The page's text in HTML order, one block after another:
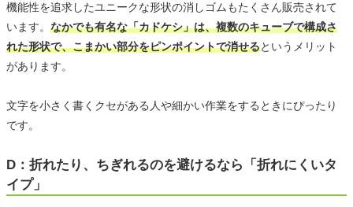
機能性を追求したユニークな形状の消しゴムもたくさん販売されて
います。 なかでも有名な「カドケシ」は、複数のキューブで構成さ
れた形状で、こまかい部分をピンポイントで消せるというメリット
があります。
文字を小さく書くクセがある人や細かい作業をするときにぴったり
です。
D：折れたり、ちぎれるのを避けるなら「折れにくいタ
イプ」